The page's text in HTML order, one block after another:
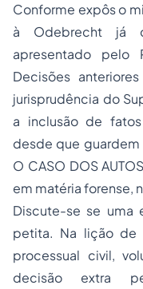
Conforme expôs o
à Odebrecht já
apresentado pelo
Decisões
jurisprudência do
a inclusão de
desde que guardem
O CASO DOS
em matéria forense,
Discute-se se uma
petita. Na lição de
processual civil,
decisão extra